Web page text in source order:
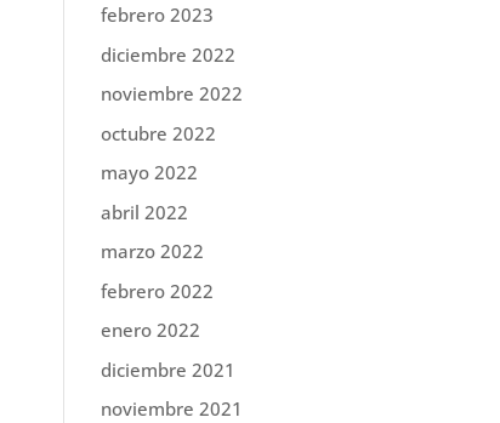
febrero 2023
diciembre 2022
noviembre 2022
octubre 2022
mayo 2022
abril 2022
marzo 2022
febrero 2022
enero 2022
diciembre 2021
noviembre 2021